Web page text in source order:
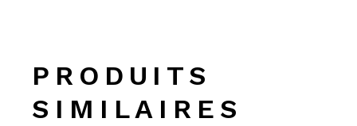
PRODUITS
SIMILAIRES